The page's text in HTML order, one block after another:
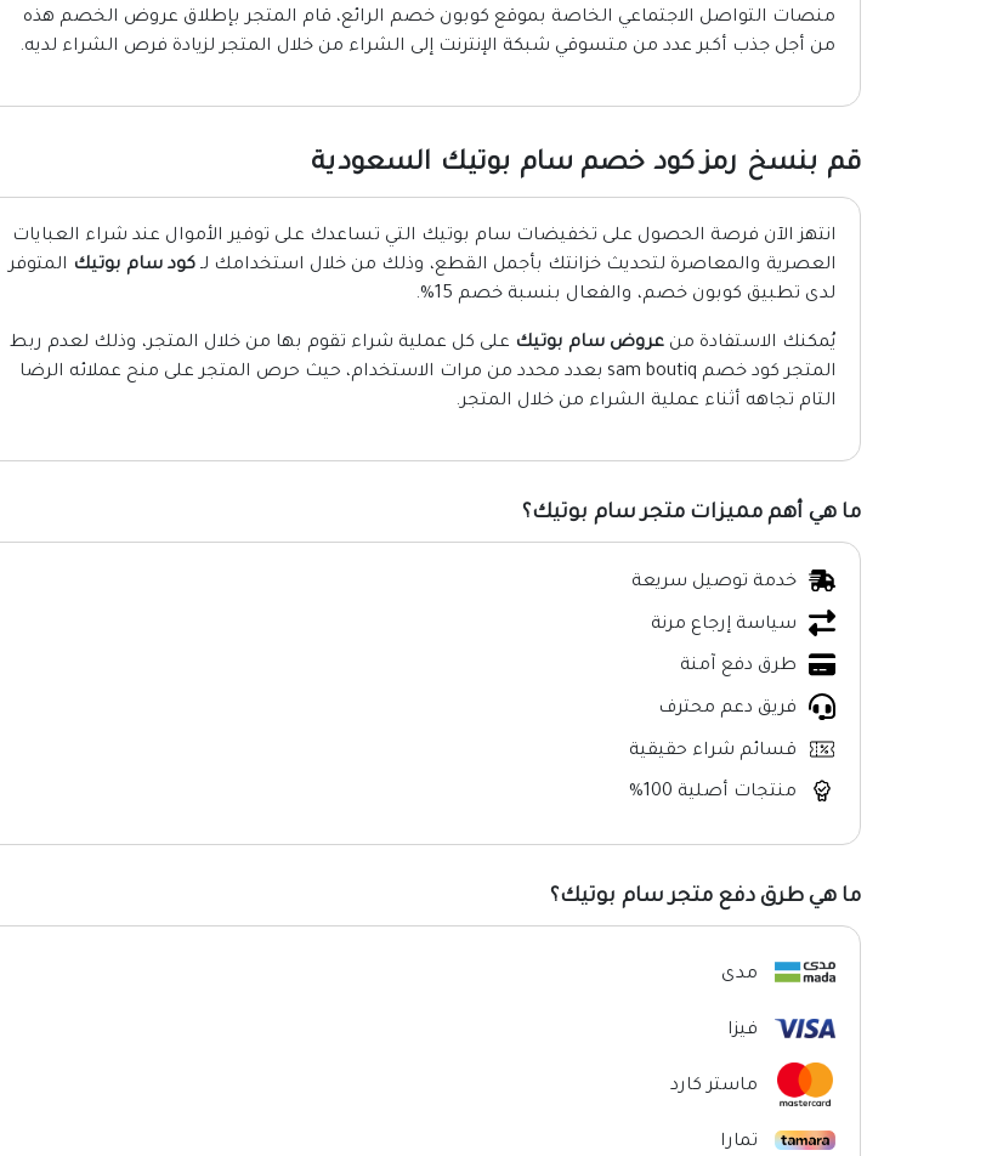
منصات التواصل الاجتماعي الخاصة بموقع كوبون خصم الرائع، قام المتجر بإطلاق عروض الخصم هذه
من أجل جذب أكبر عدد من متسوقي شبكة الإنترنت إلى الشراء من خلال المتجر لزيادة فرص الشراء لديه.
قم بنسخ رمز كود خصم سام بوتيك السعودية
انتهز الآن فرصة الحصول على تخفيضات سام بوتيك التي تساعدك على توفير الأموال عند شراء العبايات
العصرية والمعاصرة لتحديث خزانتك بأجمل القطع، وذلك من خلال استخدامك لـ كود سام بوتيك المتوفر
لدى تطبيق كوبون خصم، والفعال بنسبة خصم 15%.
يُمكنك الاستفادة من عروض سام بوتيك على كل عملية شراء تقوم بها من خلال المتجر، وذلك لعدم ربط
المتجر كود خصم sam boutiq بعدد محدد من مرات الاستخدام، حيث حرص المتجر على منح عملائه الرضا
التام تجاهه أثناء عملية الشراء من خلال المتجر.
ما هي أهم مميزات متجر سام بوتيك؟
خدمة توصيل سريعة
سياسة إرجاع مرنة
طرق دفع آمنة
فريق دعم محترف
قسائم شراء حقيقية
منتجات أصلية 100%
ما هي طرق دفع متجر سام بوتيك؟
مدى
فيزا
ماستر كارد
تمارا